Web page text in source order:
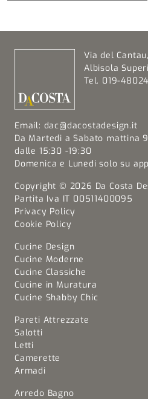
Via del
Albisola
Tel. 019-
Email: dac@dacostadesign.it
Da Martedi a Sabato mattina
dalle 15:30 -19:30
Domenica e Lunedi solo su
Copyright © 2026 Da Costa
Partita Iva IT 00511400095
Privacy Policy
Cookie Policy
Cucine Design
Cucine Moderne
Cucine Classiche
Cucine in Muratura
Cucine Shabby Chic
Pareti Attrezzate
Salotti
Letti
Camerette
Armadi
Arredo Bagno